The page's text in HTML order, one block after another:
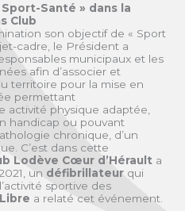
Santé » dans la
Club
son objectif de « Sport
cadre, le Président a
municipaux et les
afin d’associer et
territoire pour la mise en
permettant
activité physique adaptée,
handicap ou pouvant
chronique, d’un
C’est dans cette
Lodève Cœur d’Hérault a
un défibrillateur qui
sportive des
a relaté cet événement.